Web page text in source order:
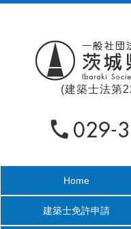
(建築士法第
Home
建築士免許申請